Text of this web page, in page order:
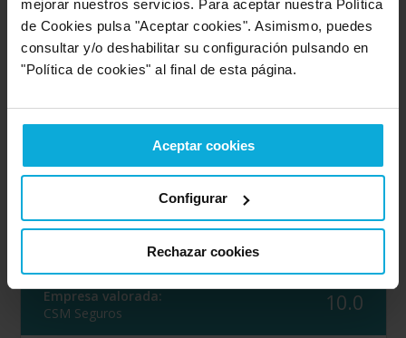
mejorar nuestros servicios. Para aceptar nuestra Política
de Cookies pulsa "Aceptar cookies". Asimismo, puedes
consultar y/o deshabilitar su configuración pulsando en
"Política de cookies" al final de esta página.
Aceptar cookies
Configurar
Rechazar cookies
Opinión de: José
"El usuario no ha realizado ningun comentario".
Detalles de la puntuación
Rapidez 6
Calidad / precio 8
Empresa valorada:
CSM Seguros
10.0